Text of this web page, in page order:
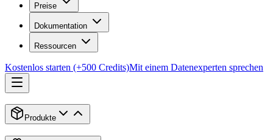
Preise
Dokumentation
Ressourcen
Kostenlos starten (+500 Credits)Mit einem Datenexperten sprechen
Produkte